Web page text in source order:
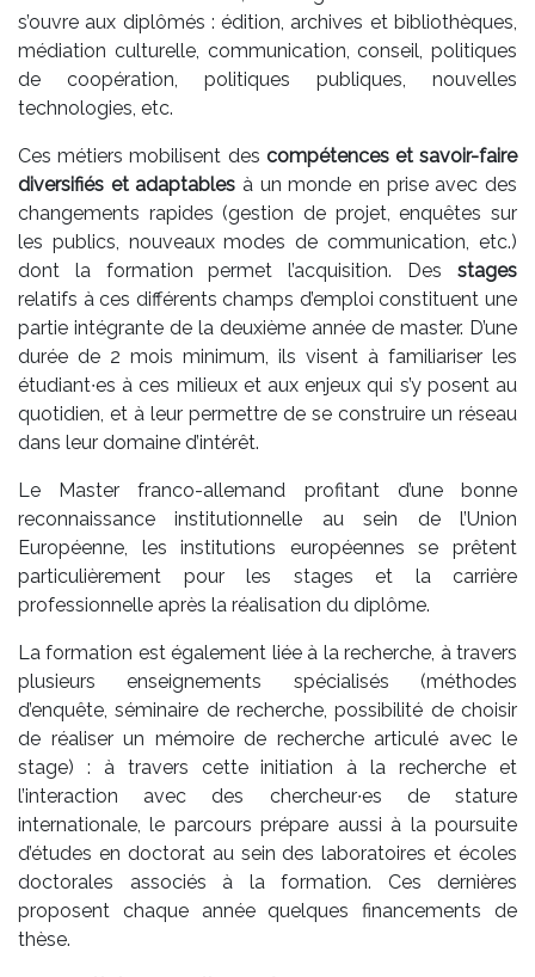
s’ouvre aux diplômés : édition, archives et bibliothèques,
médiation culturelle, communication, conseil, politiques
de coopération, politiques publiques, nouvelles
technologies, etc.
Ces métiers mobilisent des compétences et savoir-faire
diversifiés et adaptables à un monde en prise avec des
changements rapides (gestion de projet, enquêtes sur
les publics, nouveaux modes de communication, etc.)
dont la formation permet l’acquisition. Des stages
relatifs à ces différents champs d’emploi constituent une
partie intégrante de la deuxième année de master. D’une
durée de 2 mois minimum, ils visent à familiariser les
étudiant∙es à ces milieux et aux enjeux qui s’y posent au
quotidien, et à leur permettre de se construire un réseau
dans leur domaine d’intérêt.
Le Master franco-allemand profitant d’une bonne
reconnaissance institutionnelle au sein de l’Union
Européenne, les institutions européennes se prêtent
particulièrement pour les stages et la carrière
professionnelle après la réalisation du diplôme.
La formation est également liée à la recherche, à travers
plusieurs enseignements spécialisés (méthodes
d’enquête, séminaire de recherche, possibilité de choisir
de réaliser un mémoire de recherche articulé avec le
stage) : à travers cette initiation à la recherche et
l’interaction avec des chercheur∙es de stature
internationale, le parcours prépare aussi à la poursuite
d’études en doctorat au sein des laboratoires et écoles
doctorales associés à la formation. Ces dernières
proposent chaque année quelques financements de
thèse.